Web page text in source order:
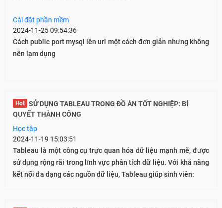
Cài đặt phần mềm
2024-11-25 09:54:36
Cách public port mysql lên url một cách đơn giản nhưng không
nên lạm dụng
Hot
QUYẾT THÀNH CÔNG
Học tập
2024-11-19 15:03:51
Tableau là một công cụ trực quan hóa dữ liệu mạnh mẽ, được
sử dụng rộng rãi trong lĩnh vực phân tích dữ liệu. Với khả năng
kết nối đa dạng các nguồn dữ liệu, Tableau giúp sinh viên: